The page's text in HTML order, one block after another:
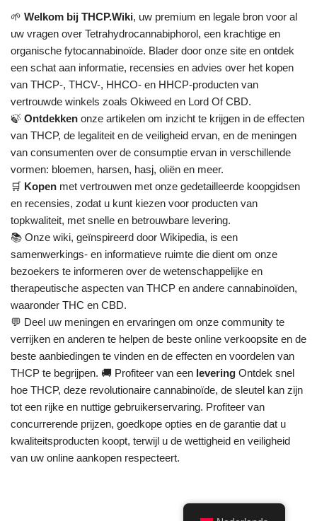
🌱 Welkom bij THCP.Wiki, uw premium en legale bron voor al
uw vragen over Tetrahydrocannabiphorol, een krachtige en
organische fytocannabinoïde. Blader door onze site en ontdek
een schat aan informatie, recensies en advies over het kopen
van THCP-, THCV-, HHCO- en HHCP-producten van
vertrouwde winkels zoals Okiweed en Lord Of CBD.
🍃 Ontdekken onze artikelen om inzicht te krijgen in de effecten
van THCP, de legaliteit en de veiligheid ervan, en de meningen
van consumenten over de consumptie ervan in verschillende
vormen: bloemen, harsen, hasj, oliën en meer.
🛒 Kopen met vertrouwen met onze gedetailleerde koopgidsen
en recensies, zodat u kunt kiezen voor producten van
topkwaliteit, met snelle en betrouwbare levering.
📚 Onze wiki, geïnspireerd door Wikipedia, is een
samenwerkings- en informatieve ruimte die dient om onze
bezoekers te informeren over de wetenschappelijke en
therapeutische aspecten van THCP en andere cannabinoïden,
waaronder THC en CBD.
💬 Deel uw meningen en ervaringen om onze community te
verrijken en anderen te helpen de beste online verkoopsite en de
beste aanbiedingen te vinden en de effecten en voordelen van
THCP te begrijpen. 🚚 Profiteer van een levering Ontdek snel
hoe THCP, deze revolutionaire cannabinoïde, de sleutel kan zijn
tot een rijke en nuttige gebruikerservaring. Profiteer van
concurrerende prijzen, goedkope opties en de garantie dat u
kwaliteitsproducten koopt, terwijl u de wettigheid en veiligheid
van uw online aankopen respecteert.